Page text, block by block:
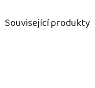
Související produkty